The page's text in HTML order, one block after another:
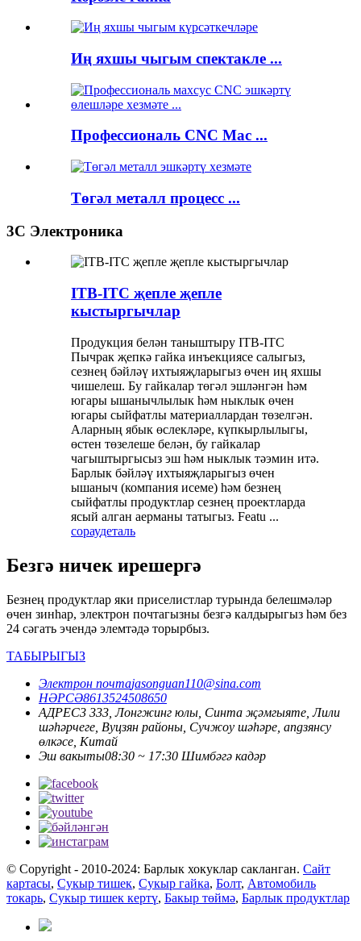
Иң яхшы чыгым спектакле ...
Профессиональ CNC Mac ...
Төгәл металл процесс ...
3C Электроника
ITB-ITC җепле җепле
кыстыргычлар
Продукция белән таныштыру ITB-ITC
Пычрак җепкә гайка инъекциясе салыгыз,
сезнең бәйләү ихтыяҗларыгыз өчен иң яхшы
чишелеш. Бу гайкалар төгәл эшләнгән һәм
югары ышанычлылык һәм ныклык өчен
югары сыйфатлы материаллардан төзелгән.
Аларның ябык өслекләре, күпкырлылыгы,
өстен төзелеше белән, бу гайкалар
чагыштыргысыз эш һәм ныклык тәэмин итә.
Барлык бәйләү ихтыяҗларыгыз өчен
ышаныч (компания исеме) һәм безнең
сыйфатлы продуктлар сезнең проектларда
ясый алган аерманы татыгыз. Featu ...
сораудеталь
Безгә ничек ирешергә
Безнең продуктлар яки приселистлар турында белешмәләр
өчен зинһар, электрон почтагызны безгә калдырыгыз һәм без
24 сәгать эчендә элемтәдә торырбыз.
ТАБЫРЫГЫЗ
Электрон почтаjasonguan110@sina.com
НӘРСӘ8613524508650
АДРЕС3 333, Лонгжинг юлы, Синта җәмгыяте, Лили
шәһәрчеге, Вуцзян районы, Сучжоу шәһәре, angзянсу
өлкәсе, Китай
Эш вакыты08:30 ~ 17:30 Шимбәгә кадәр
© Copyright - 2010-2024: Барлык хокуклар сакланган. Сайт
картасы, Сукыр тишек, Сукыр гайка, Болт, Автомобиль
токарь, Сукыр тишек кертү, Бакыр төймә, Барлык продуктлар